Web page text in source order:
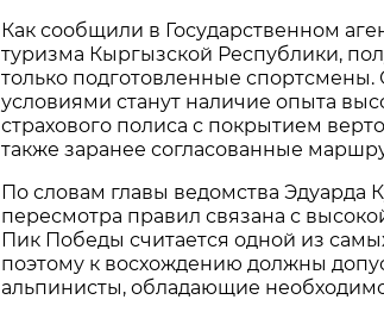
Как сообщили в Государственном
туризма Кыргызской Республики,
только подготовленные
условиями станут наличие опыта
страхового полиса с покрытием
также заранее согласованные
По словам главы ведомства Эдуарда
пересмотра правил связана с
Пик Победы считается одной из
поэтому к восхождению должны
альпинисты, обладающие